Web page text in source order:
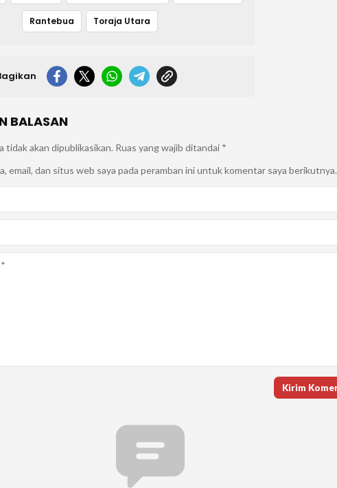
Rantebua Toraja Utara
BALASAN
tidak akan dipublikasikan. Ruas yang wajib ditandai *
email, dan situs web saya pada peramban ini untuk komentar saya berikutnya.